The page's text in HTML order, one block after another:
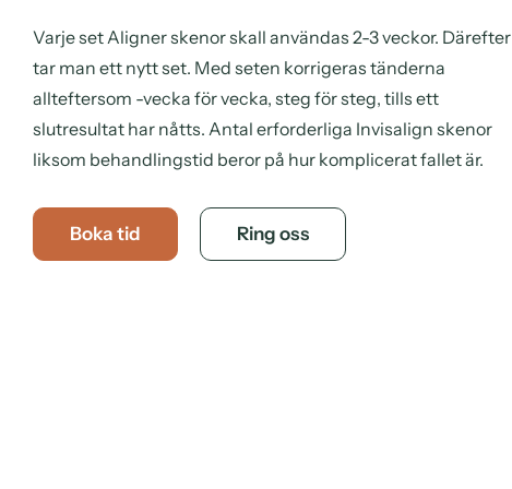
Varje set Aligner skenor skall användas 2-3 veckor. Därefter
tar man ett nytt set. Med seten korrigeras tänderna
allteftersom -vecka för vecka, steg för steg, tills ett
slutresultat har nåtts. Antal erforderliga Invisalign skenor
liksom behandlingstid beror på hur komplicerat fallet är.
Boka tid Ring oss